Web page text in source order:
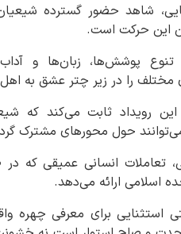
شاهد حضور گسترده
این حرکت است.
تنوع پوشش‌ها، زبان‌ها و
مختلف را در زیر چتر عشق به
رویداد ثابت می‌کند که
حول محورهای مشترک
تعاملات انسانی عمیقی که
اسلامی ارائه می‌دهد.
استثنایی برای معرفی چهره